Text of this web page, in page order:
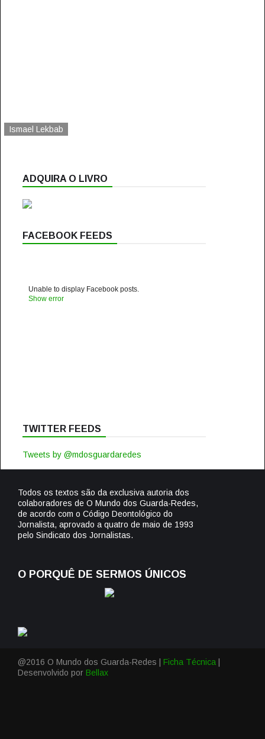
Ismael Lekbab
ADQUIRA O LIVRO
FACEBOOK FEEDS
Unable to display Facebook posts.
Show error
TWITTER FEEDS
Tweets by @mdosguardaredes
Todos os textos são da exclusiva autoria dos
colaboradores de O Mundo dos Guarda-Redes,
de acordo com o Código Deontológico do
Jornalista, aprovado a quatro de maio de 1993
pelo Sindicato dos Jornalistas.
O PORQUÊ DE SERMOS ÚNICOS
@2016 O Mundo dos Guarda-Redes | Ficha Técnica
Desenvolvido por Bellax